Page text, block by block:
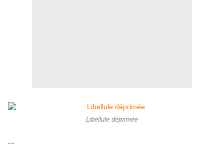
Libellule déprimée